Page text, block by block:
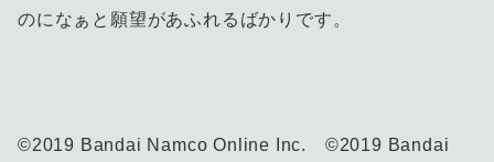
のになぁと願望があふれるばかりです。
©2019 Bandai Namco Online Inc. ©2019 Bandai